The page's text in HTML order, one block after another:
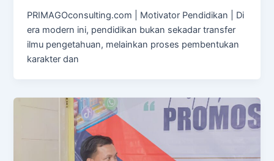
PRIMAGOconsulting.com | Motivator Pendidikan | Di
era modern ini, pendidikan bukan sekadar transfer
ilmu pengetahuan, melainkan proses pembentukan
karakter dan